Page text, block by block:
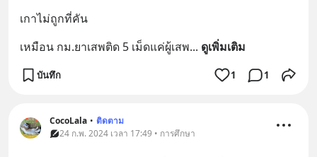
เกาไม่ถูกที่คัน
เหมือน กม.ยาเสพติด 5 เม็ดแค่ผู้เสพ... ดูเพิ่มเติม
บันทึก 1 1
CocoLala • ติดตาม
24 ก.พ. 2024 เวลา 17:49 • การศึกษา